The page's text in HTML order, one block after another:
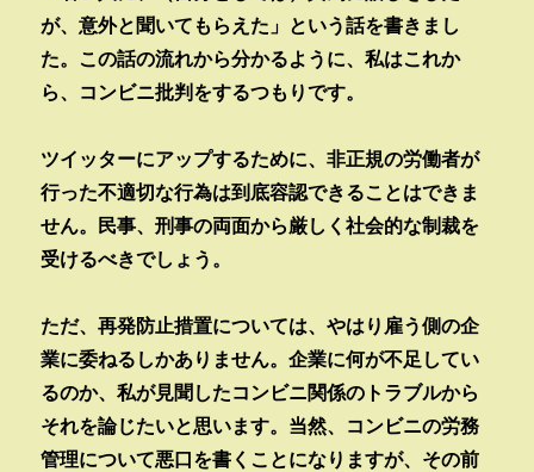
が、意外と聞いてもらえた」という話を書きまし
た。この話の流れから分かるように、私はこれか
ら、コンビニ批判をするつもりです。
ツイッターにアップするために、非正規の労働者が
行った不適切な行為は到底容認できることはできま
せん。民事、刑事の両面から厳しく社会的な制裁を
受けるべきでしょう。
ただ、再発防止措置については、やはり雇う側の企
業に委ねるしかありません。企業に何が不足してい
るのか、私が見聞したコンビニ関係のトラブルから
それを論じたいと思います。当然、コンビニの労務
管理について悪口を書くことになりますが、その前